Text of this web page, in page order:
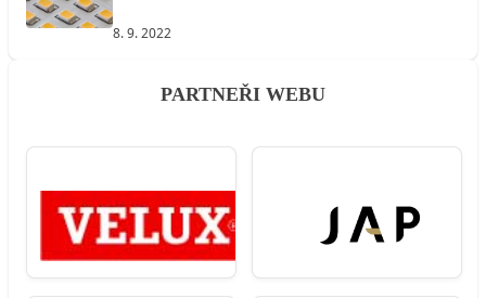
8. 9. 2022
PARTNEŘI WEBU